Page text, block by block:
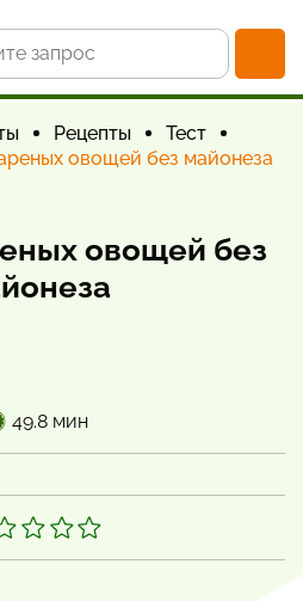
Рецепты
Тест
овощей без майонеза
овощей без
49.8 мин